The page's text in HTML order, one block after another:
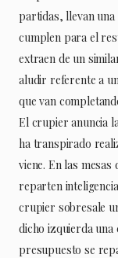
partidas, llevan
cumplen para el
extraen de un
aludir referente a
que van
El crupier anuncia
ha transpirado
viene. En las mesas
reparten
crupier sobresale
dicho izquierda una
presupuesto se